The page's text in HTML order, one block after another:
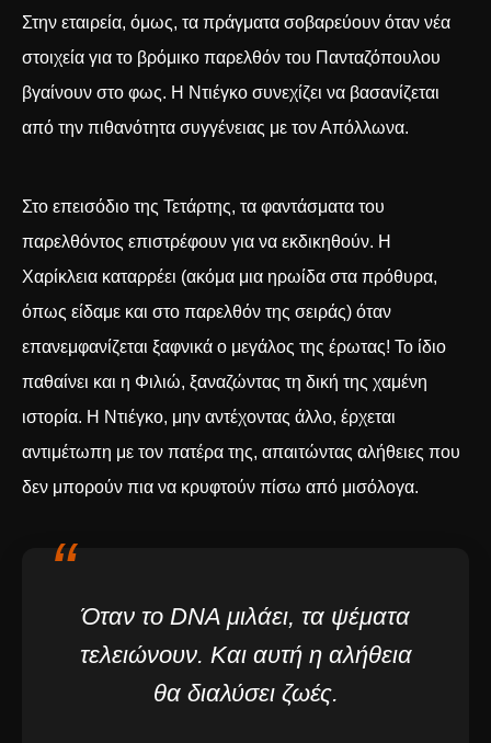
Στην εταιρεία, όμως, τα πράγματα σοβαρεύουν όταν νέα
στοιχεία για το βρόμικο παρελθόν του Πανταζόπουλου
βγαίνουν στο φως. Η Ντιέγκο συνεχίζει να βασανίζεται
από την πιθανότητα συγγένειας με τον Απόλλωνα.
Στο επεισόδιο της Τετάρτης, τα φαντάσματα του
παρελθόντος επιστρέφουν για να εκδικηθούν. Η
Χαρίκλεια καταρρέει (ακόμα μια ηρωίδα στα πρόθυρα,
όπως είδαμε και στο παρελθόν της σειράς) όταν
επανεμφανίζεται ξαφνικά ο μεγάλος της έρωτας! Το ίδιο
παθαίνει και η Φιλιώ, ξαναζώντας τη δική της χαμένη
ιστορία. Η Ντιέγκο, μην αντέχοντας άλλο, έρχεται
αντιμέτωπη με τον πατέρα της, απαιτώντας αλήθειες που
δεν μπορούν πια να κρυφτούν πίσω από μισόλογα.
“
Όταν το DNA μιλάει, τα ψέματα
τελειώνουν. Και αυτή η αλήθεια
θα διαλύσει ζωές.